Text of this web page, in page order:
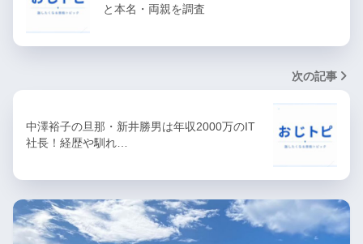
と本名・両親を調査
次の記事
中澤裕子の旦那・新井勝男は年収2000万のIT
社長！経歴や馴れ…